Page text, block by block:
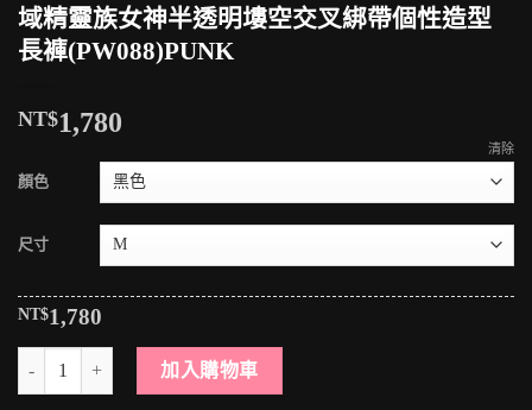
域精靈族女神半透明塿空交叉綁帶個性造型
長褲(PW088)PUNK
NT$1,780
顏色
尺寸
清除
NT$1,780
＊MINI PUNK LOLO＊黑暗哥德傳說-暗黑神域精靈族女神半透明塿
加入購物車